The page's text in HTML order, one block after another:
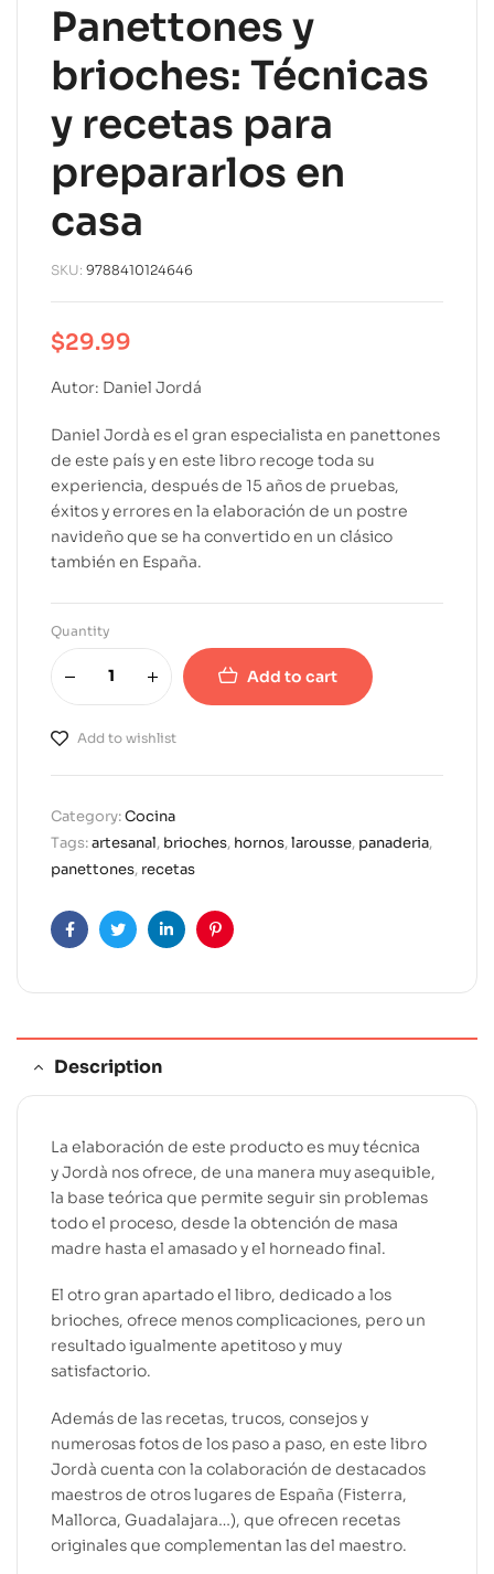
Panettones y
brioches: Técnicas
y recetas para
prepararlos en
casa
SKU: 9788410124646
$29.99
Autor: Daniel Jordá
Daniel Jordà es el gran especialista en panettones
de este país y en este libro recoge toda su
experiencia, después de 15 años de pruebas,
éxitos y errores en la elaboración de un postre
navideño que se ha convertido en un clásico
también en España.
Quantity
Add to cart
Add to wishlist
A
l
e
n
a
t
v
Category:Cocina
Tags:artesanal, brioches, hornos,larousse, panaderia,
panettones, recetas
FacebookTwitterLinkedinPinterest
Description
La elaboración de este producto es muy técnica
y Jordà nos ofrece, de una manera muy asequible,
la base teórica que permite seguir sin problemas
todo el proceso, desde la obtención de masa
madre hasta el amasado y el horneado final.
El otro gran apartado el libro, dedicado a los
brioches, ofrece menos complicaciones, pero un
resultado igualmente apetitoso y muy
satisfactorio.
Además de las recetas, trucos, consejos y
numerosas fotos de los paso a paso, en este libro
Jordà cuenta con la colaboración de destacados
maestros de otros lugares de España (Fisterra,
Mallorca, Guadalajara…), que ofrecen recetas
originales que complementan las del maestro.